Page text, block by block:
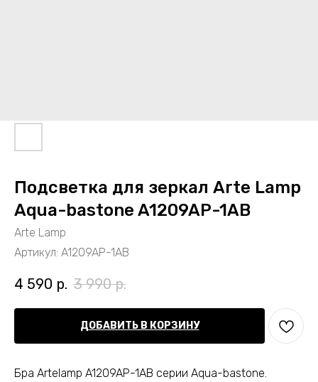
Подсветка для зеркал Arte Lamp
Aqua-bastone A1209AP-1AB
Arte Lamp
Артикул: A1209AP-1AB
4 590 р. 3 990 р.
ДОБАВИТЬ В КОРЗИНУ
Бра Artelamp A1209AP-1AB серии Aqua-bastone.